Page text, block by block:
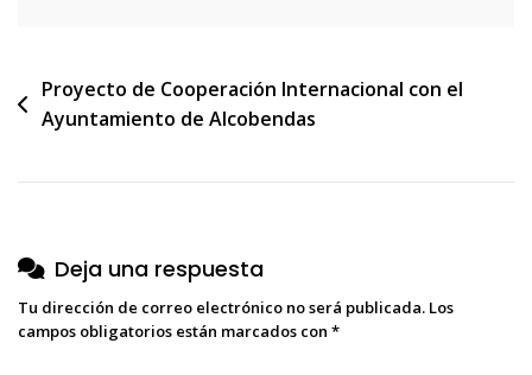
Navegación
de
Proyecto de Cooperación Internacional con el
Ayuntamiento de Alcobendas
Deja una respuesta
Tu dirección de correo electrónico no será publicada. Los
campos obligatorios están marcados con *